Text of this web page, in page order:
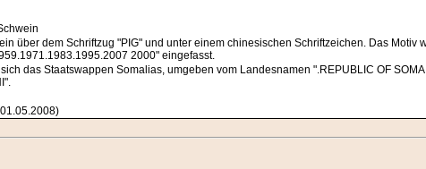
über dem Schriftzug "PIG" und unter einem chinesischen Schriftzeichen. Das Motiv
2000" eingefasst.
das Staatswappen Somalias, umgeben vom Landesnamen ".REPUBLIC OF